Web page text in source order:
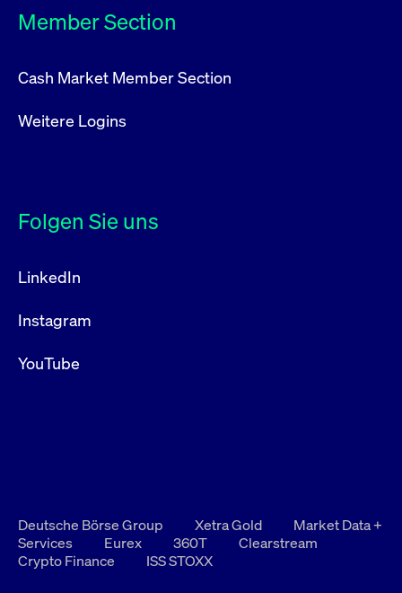
Member Section
Cash Market Member Section
Weitere Logins
Folgen Sie uns
LinkedIn
Instagram
YouTube
Deutsche Börse Group Xetra Gold
Market Data +
Services
Eurex 360T
Clearstream
Crypto Finance
ISS STOXX